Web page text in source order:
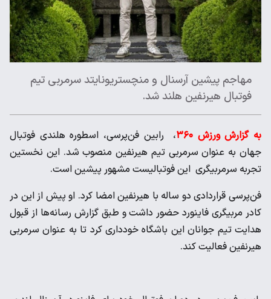
مهاجم پیشین آرسنال و منچستریونایتد سرمربی تیم
فوتبال هیرنفین هلند شد.
به گزارش ورزش ۳۶۰
، رابین فن‌پرسی، اسطوره هلندی فوتبال
جهان به عنوان سرمربی تیم هیرنفین منصوب شد. این نخستین
تجربه سرمربیگری این فوتبالیست مشهور پیشین است.
فن‌پرسی قراردادی دو ساله با هیرنفین امضا کرد. او پیش از این در
کادر مربیگری فاینورد حضور داشت و طبق گزارش رسانه‌ها از قبول
هدایت تیم جوانان این باشگاه خودداری کرد تا به عنوان سرمربی
هیرنفین فعالیت کند.